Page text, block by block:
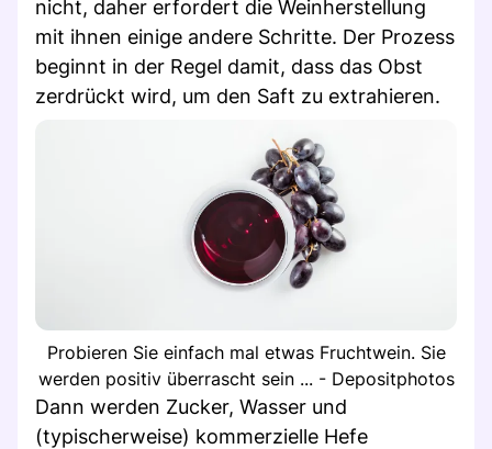
nicht, daher erfordert die Weinherstellung
mit ihnen einige andere Schritte. Der Prozess
beginnt in der Regel damit, dass das Obst
zerdrückt wird, um den Saft zu extrahieren.
Probieren Sie einfach mal etwas Fruchtwein. Sie
werden positiv überrascht sein ... - Depositphotos
Dann werden Zucker, Wasser und
(typischerweise) kommerzielle Hefe